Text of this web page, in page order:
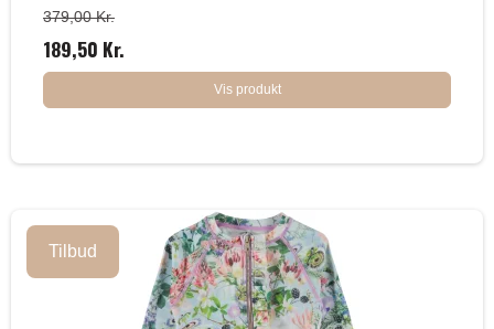
379,00 Kr.
189,50 Kr.
Vis produkt
Tilbud